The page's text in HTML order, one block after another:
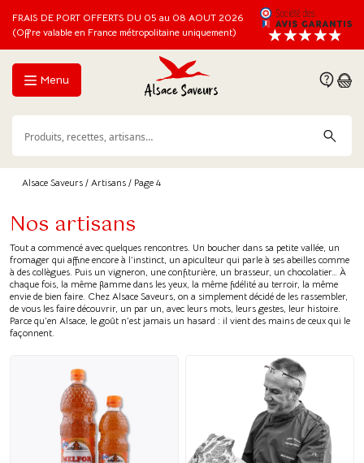
FRAIS DE PORT OFFERTS DU 05 au 08 AOUT 2026
(Offre valable en France métropolitaine uniquement)
Menu
Alsace Saveurs / Artisans / Page 4
Nos artisans
Tout a commencé avec quelques rencontres. Un boucher dans sa petite vallée, un
fromager qui affine encore à l’instinct, un apiculteur qui parle à ses abeilles comme
à des collègues. Puis un vigneron, une confiturière, un brasseur, un chocolatier… À
chaque fois, la même flamme dans les yeux, la même fidélité au terroir, la même
envie de bien faire. Chez Alsace Saveurs, on a simplement décidé de les rassembler,
de vous les faire découvrir, un par un, avec leurs mots, leurs gestes, leur histoire.
Parce qu’en Alsace, le goût n’est jamais un hasard : il vient des mains de ceux qui le
façonnent.